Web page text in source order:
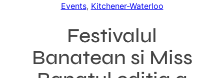
Events, Kitchener-Waterloo
Festivalul
Banatean si Miss